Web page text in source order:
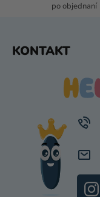
po objednaní
KONTAKT